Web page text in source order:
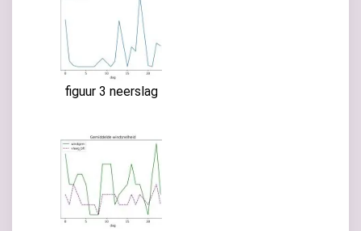
figuur 3 neerslag